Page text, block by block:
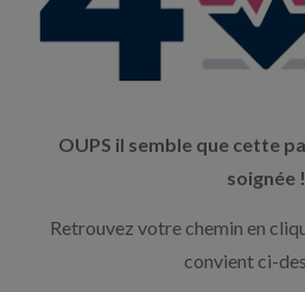
OUPS il semble que cette
soignée !
Retrouvez votre chemin en
convient ci-